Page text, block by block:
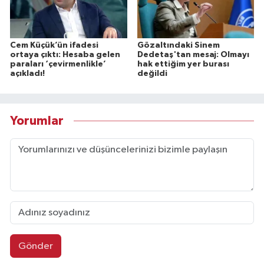
Cem Küçük’ün ifadesi
ortaya çıktı: Hesaba gelen
paraları ‘çevirmenlikle’
açıkladı!
Gözaltındaki Sinem
Dedetaş'tan mesaj: Olmayı
hak ettiğim yer burası
değildi
Yorumlar
Gönder